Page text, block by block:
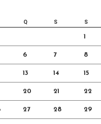
Q S S
1
6 7 8
13 14 15
20 21 22
27 28 29